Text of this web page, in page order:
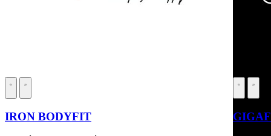
IRON BODYFIT